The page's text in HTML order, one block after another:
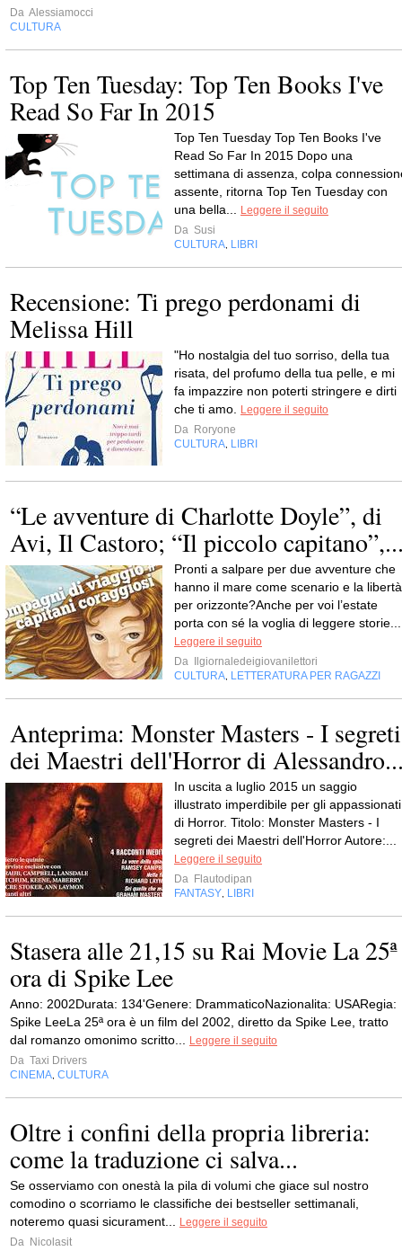
Da Alessiamocci
CULTURA
Top Ten Tuesday: Top Ten Books I've
Read So Far In 2015
Top Ten Tuesday Top Ten Books I've
Read So Far In 2015 Dopo una
settimana di assenza, colpa
assente, ritorna Top Ten Tuesday con
una bella...
Leggere il seguito
Da Susi
CULTURA LIBRI
Recensione: Ti prego perdonami di
Melissa Hill
"Ho nostalgia del tuo sorriso, della tua
risata, del profumo della tua pelle, e mi
fa impazzire non poterti stringere e dirti
che ti amo.
Leggere il seguito
Da Roryone
CULTURA LIBRI
“Le avventure di Charlotte Doyle”, di
Avi, Il Castoro; “Il piccolo
Pronti a salpare per due avventure che
hanno il mare come scenario e la libertà
per orizzonte?Anche per voi l’estate
porta con sé la voglia di leggere storie...
Leggere il seguito
Da
Ilgiornaledeigiovanilettori
CULTURA LETTERATURA PER RAGAZZI
Anteprima: Monster Masters - I segreti
dei Maestri dell'Horror di
In uscita a luglio 2015 un saggio
illustrato imperdibile per gli appassionati
di Horror. Titolo: Monster Masters - I
segreti dei Maestri dell'Horror Autore:...
Leggere il seguito
Da Flautodipan
FANTASY LIBRI
Stasera alle 21,15 su Rai Movie La 25ª
ora di Spike Lee
Anno: 2002Durata: 134'Genere: DrammaticoNazionalita: USARegia:
Spike LeeLa 25ª ora è un film del 2002, diretto da Spike Lee, tratto
dal romanzo omonimo scritto...
Leggere il seguito
Da Taxi Drivers
CINEMA CULTURA
Oltre i confini della propria libreria:
come la traduzione ci salva...
Se osserviamo con onestà la pila di volumi che giace sul nostro
comodino o scorriamo le classifiche dei bestseller settimanali,
noteremo quasi sicurament...
Leggere il seguito
Da Nicolasit